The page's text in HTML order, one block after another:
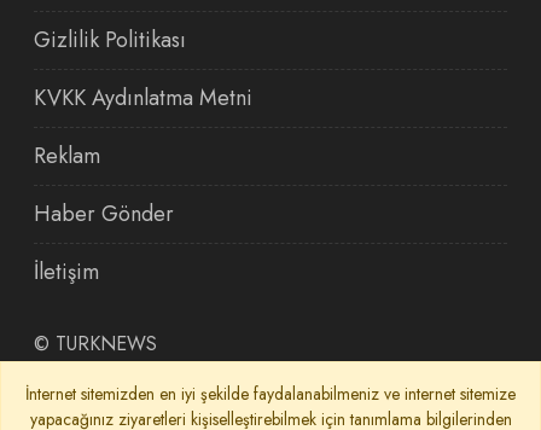
Gizlilik Politikası
KVKK Aydınlatma Metni
Reklam
Haber Gönder
İletişim
© TURKNEWS
İnternet sitemizden en iyi şekilde faydalanabilmeniz ve internet sitemize
yapacağınız ziyaretleri kişiselleştirebilmek için tanımlama bilgilerinden